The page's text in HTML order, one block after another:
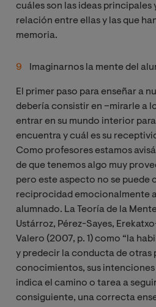
cuáles son las ideas principales
relación entre ellas y las que
memoria.
Imaginarnos la mente del
El primer paso para enseñar a
debería consistir en –mirarle a
entrar en su mundo interior
encuentra y cuál es su
Como profesores estamos
de que tenemos algo muy
pero este aspecto no se puede
reciprocidad emocionalmente
alumnado. La Teoría de la
Ustárroz, Pérez-Sayes,
Valero (2007, p. 1) como “la
y predecir la conducta de otras
conocimientos, sus intenciones
indica el camino o tarea a
consiguiente, una correcta